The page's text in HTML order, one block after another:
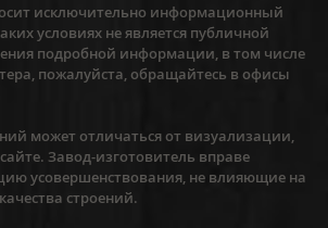
исключительно информационный
условиях не является публичной
подробной информации, в том числе
пожалуйста, обращайтесь в офисы
может отличаться от визуализации,
Завод-изготовитель вправе
усовершенствования, не влияющие на
строений.